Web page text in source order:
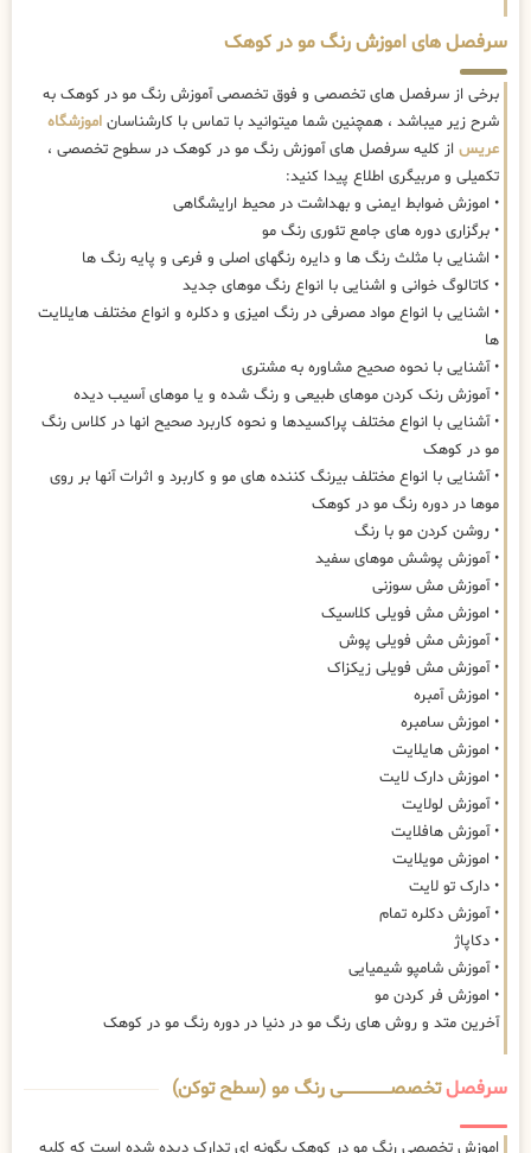
سرفصل های اموزش رنگ مو در کوهک
برخی از سرفصل های تخصصی و فوق تخصصی آموزش رنگ مو در کوهک به
شرح زیر میباشد ، همچنین شما میتوانید با تماس با کارشناسان اموزشگاه
عریس از کلیه سرفصل های آموزش رنگ مو در کوهک در سطوح تخصصی ،
تکمیلی و مربیگری اطلاع پیدا کنید:
• اموزش ضوابط ایمنی و بهداشت در محیط ارایشگاهی
• برگزاری دوره های جامع تئوری رنگ مو
• اشنایی با مثلث رنگ ها و دایره رنگهای اصلی و فرعی و پایه رنگ ها
• کاتالوگ خوانی و اشنایی با انواع رنگ موهای جدید
• اشنایی با انواع مواد مصرفی در رنگ امیزی و دکلره و انواع مختلف هایلایت
ها
• آشنایی با نحوه صحیح مشاوره به مشتری
• آموزش رنک کردن موهای طبیعی و رنگ شده و یا موهای آسیب دیده
• آشنایی با انواع مختلف پراکسیدها و نحوه کاربرد صحیح انها در کلاس رنگ
مو در کوهک
• آشنایی با انواع مختلف بیرنگ کننده های مو و کاربرد و اثرات آنها بر روی
موها در دوره رنگ مو در کوهک
• روشن کردن مو با رنگ
• آموزش پوشش موهای سفید
• آموزش مش سوزنی
• اموزش مش فویلی کلاسیک
• آموزش مش فویلی پوش
• آموزش مش فویلی زیکزاک
• اموزش آمبره
• اموزش سامبره
• اموزش هایلایت
• اموزش دارک لایت
• آموزش لولایت
• آموزش هافلایت
• اموزش مویلایت
• دارک تو لایت
• آموزش دکلره تمام
• دکاپاژ
• آموزش شامپو شیمیایی
• اموزش فر کردن مو
آخرین متد و روش های رنگ مو در دنیا در دوره رنگ مو در کوهک
سرفصلتخصصــــــــــــــــــــی رنگ مو (سطح توکن)
اموزش تخصصی رنگ مو در کوهک بگونه ای تدارک دیده شده است که کلیه